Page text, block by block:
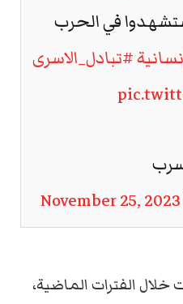
في الحرب
#تبادل_الاسرى
November 25, 2023
خلال الفترات الماضية،